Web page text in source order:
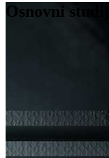
Osnovni studij